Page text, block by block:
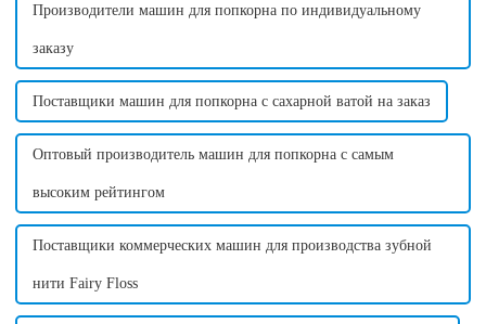
Производители машин для попкорна по индивидуальному
заказу
Поставщики машин для попкорна с сахарной ватой на заказ
Оптовый производитель машин для попкорна с самым
высоким рейтингом
Поставщики коммерческих машин для производства зубной
нити Fairy Floss